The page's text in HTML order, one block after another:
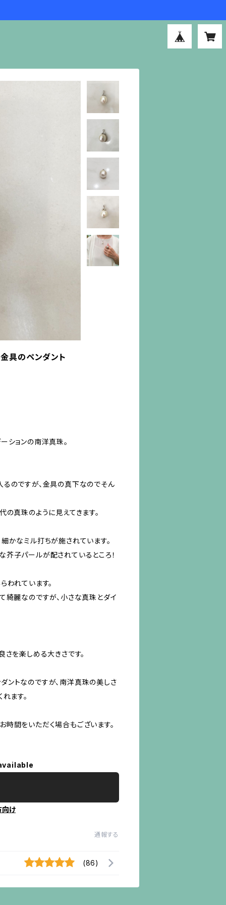
具のペンダント
ションの南洋真珠。
のですが、金具の真下なのでそん
真珠のように見えてきます。
かなミル打ちが施されています。
子パールが配されているところ！
われています。
綺麗なのですが、小さな真珠とダイ
を楽しめる大きさです。
ントなのですが、南洋真珠の美しさ
ます。
間をいただく場合もございます。
向け
通報する
(86)